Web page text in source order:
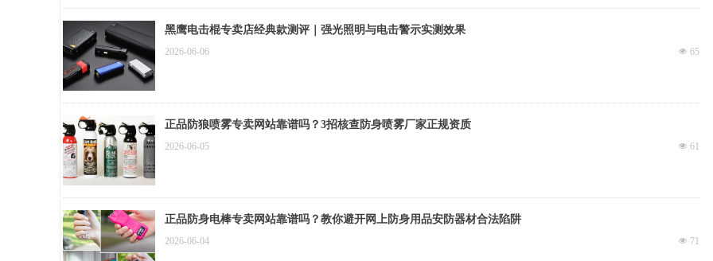
黑鹰电击棍专卖店经典款测评｜强光照明与电击警示实测效果
넶 65
2026-06-06
正品防狼喷雾专卖网站靠谱吗？3招核查防身喷雾厂家正规资质
넶 61
2026-06-05
正品防身电棒专卖网站靠谱吗？教你避开网上防身用品安防器材合法陷阱
넶 71
2026-06-04